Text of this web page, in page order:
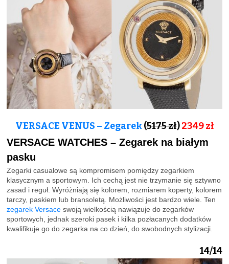
VERSACE VENUS – Zegarek(5175 zł)2349 zł
VERSACE WATCHES – Zegarek na białym
pasku
Zegarki casualowe są kompromisem pomiędzy zegarkiem
klasycznym a sportowym. Ich cechą jest nie trzymanie się sztywno
zasad i reguł. Wyróżniają się kolorem, rozmiarem koperty, kolorem
tarczy, paskiem lub bransoletą. Możliwości jest bardzo wiele. Ten
zegarek Versace swoją wielkością nawiązuje do zegarków
sportowych, jednak szeroki pasek i kilka pozłacanych dodatków
kwalifikuje go do zegarka na co dzień, do swobodnych stylizacji.
14/14